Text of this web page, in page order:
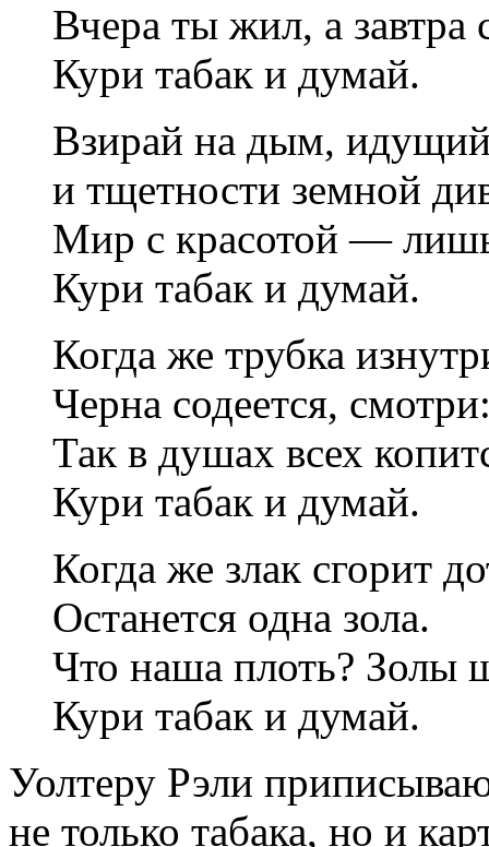
Вчера ты жил, а завтра
Кури табак и думай.
Взирай на дым,
и тщетности земной
Мир с красотой —
Кури табак и думай.
Когда же трубка
Черна содеется,
Так в душах всех
Кури табак и думай.
Когда же злак сгорит
Останется одна зола.
Что наша плоть? Золы
Кури табак и думай.
Уолтеру Рэли
не только табака, но и